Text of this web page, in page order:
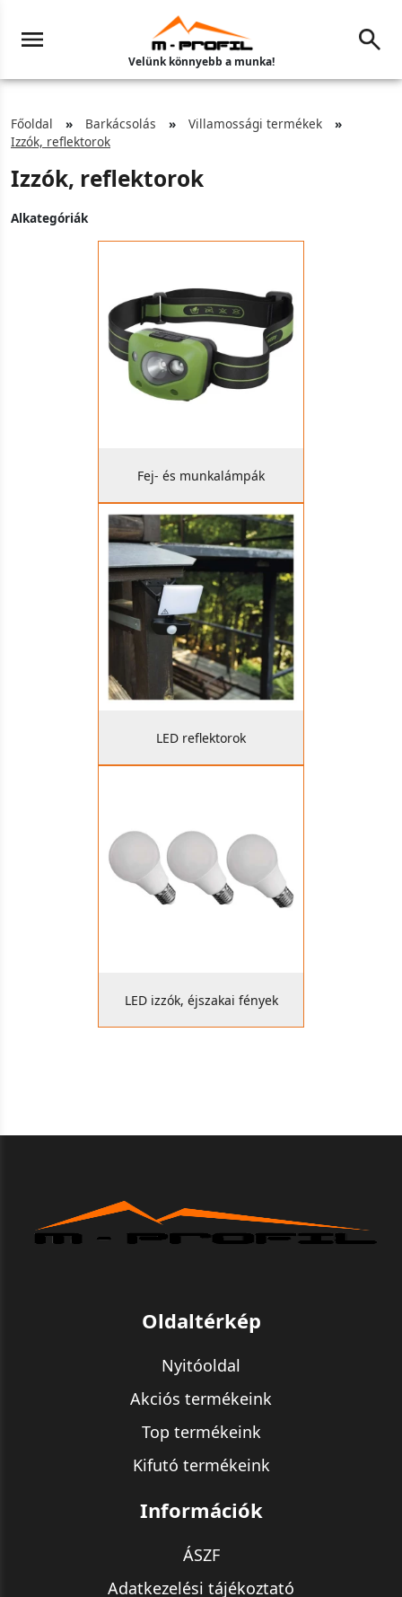
Velünk könnyebb a munka!
Főoldal Barkácsolás
Villamossági termékek
Izzók, reflektorok
Izzók, reflektorok
Alkategóriák
Fej- és munkalámpák
LED reflektorok
LED izzók, éjszakai fények
Oldaltérkép
Nyitóoldal
Akciós termékeink
Top termékeink
Kifutó termékeink
Információk
ÁSZF
Adatkezelési tájékoztató